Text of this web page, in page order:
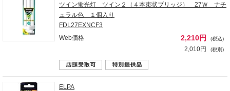
ツイン蛍光灯 ツイン２（４本束状ブリッジ） 27Ｗ ナチ
ュラル色 １個入り
FDL27EXNCF3
Web価格
2,210円 (税込)
2,010円 (税別)
ELPA